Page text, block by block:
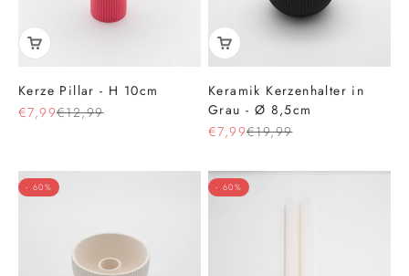
Kerze Pillar - H 10cm
Angebot
€7,99Regulärer Preis
€12,99
Keramik Kerzenhalter in
Grau - Ø 8,5cm
Angebot
€7,99Regulärer Preis
€19,99
- 60% - 60%